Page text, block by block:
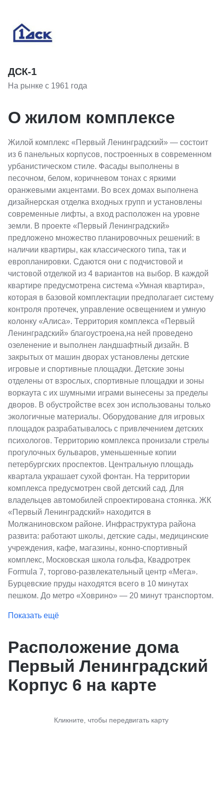
ДСК-1
На рынке с 1961 года
О жилом комплексе
Жилой комплекс «Первый Ленинградский» — состоит
из 6 панельных корпусов, построенных в современном
урбанистическом стиле. Фасады выполнены в
песочном, белом, коричневом тонах с яркими
оранжевыми акцентами. Во всех домах выполнена
дизайнерская отделка входных групп и установлены
современные лифты, а вход расположен на уровне
земли. В проекте «Первый Ленинградский»
предложено множество планировочных решений: в
наличии квартиры, как классического типа, так и
европланировки. Сдаются они с подчистовой и
чистовой отделкой из 4 вариантов на выбор. В каждой
квартире предусмотрена система «Умная квартира»,
которая в базовой комплектации предполагает систему
контроля протечек, управление освещением и умную
колонку «Алиса». Территория комплекса «Первый
Ленинградский» благоустроена,на ней проведено
озеленение и выполнен ландшафтный дизайн. В
закрытых от машин дворах установлены детские
игровые и спортивные площадки. Детские зоны
отделены от взрослых, спортивные площадки и зоны
воркаута с их шумными играми вынесены за пределы
дворов. В обустройстве всех зон использованы только
экологичные материалы. Оборудование для игровых
площадок разрабатывалось с привлечением детских
психологов. Территорию комплекса пронизали стрелы
прогулочных бульваров, уменьшенные копии
петербургских проспектов. Центральную площадь
квартала украшает сухой фонтан. На территории
комплекса предусмотрен свой детский сад. Для
владельцев автомобилей спроектирована стоянка. ЖК
«Первый Ленинградский» находится в
Молжаниновском районе. Инфраструктура района
развита: работают школы, детские сады, медицинские
учреждения, кафе, магазины, конно-спортивный
комплекс, Московская школа гольфа, Квадротрек
Formula 7, торгово-развлекательный центр «Мега».
Бурцевские пруды находятся всего в 10 минутах
пешком. До метро «Ховрино» — 20 минут транспортом.
Показать ещё
Расположение дома
Первый Ленинградский
Корпус 6 на карте
Кликните, чтобы передвигать карту